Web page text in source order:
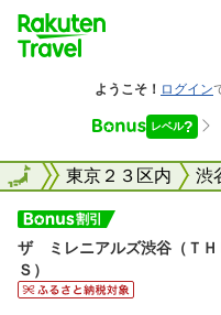
京都 東京２３区内 渋
全国
ザ ミレニアルズ渋谷（Ｔ
Ｓ）